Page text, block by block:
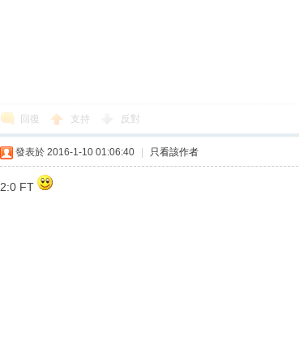
回復 支持 反對
發表於 2016-1-10 01:06:40 只看該作者
2:0 FT